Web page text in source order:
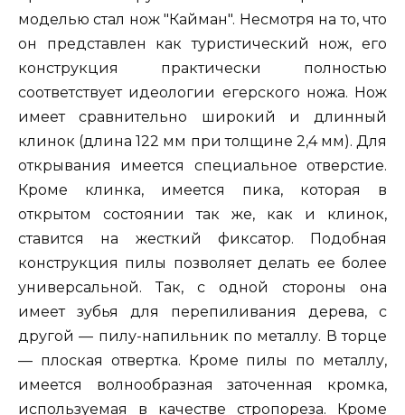
моделью стал нож "Кайман". Несмотря на то, что
он представлен как туристический нож, его
конструкция практически полностью
соответствует идеологии егерского ножа. Нож
имеет сравнительно широкий и длинный
клинок (длина 122 мм при толщине 2,4 мм). Для
открывания имеется специальное отверстие.
Кроме клинка, имеется пика, которая в
открытом состоянии так же, как и клинок,
ставится на жесткий фиксатор. Подобная
конструкция пилы позволяет делать ее более
универсальной. Так, с одной стороны она
имеет зубья для перепиливания дерева, с
другой — пилу-напильник по металлу. В торце
— плоская отвертка. Кроме пилы по металлу,
имеется волнообразная заточенная кромка,
используемая в качестве стропореза. Кроме